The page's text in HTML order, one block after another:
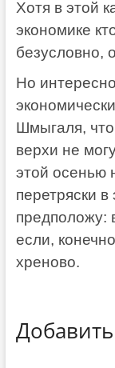
Хотя в этой
экономике
безусловно,
Но
Шмыгаля,
верхи не
этой осенью
перетряски
предположу:
если,
хреново.